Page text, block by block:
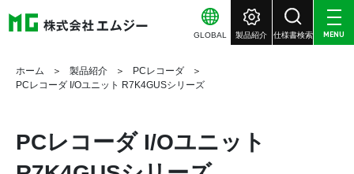
GLOBAL 製品紹介 仕様書検索 MENU
ホーム 製品紹介
PCレコーダ
PCレコーダ I/Oユニット R7K4GUSシリーズ
PCレコーダ I/Oユニット